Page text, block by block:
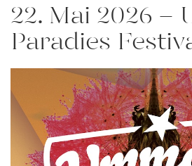
22. Mai 2026 -
Paradies